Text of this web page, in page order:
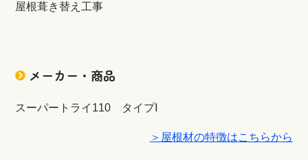
屋根葺き替え工事
メーカー・商品
スーパートライ110 タイプⅠ
＞屋根材の特徴はこちらから